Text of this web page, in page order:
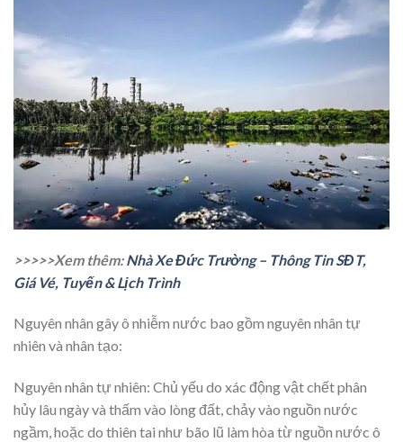
>>>>>Xem thêm:Nhà Xe Đức Trường – Thông Tin SĐT,
Giá Vé, Tuyến & Lịch Trình
Nguyên nhân gây ô nhiễm nước bao gồm nguyên nhân tự
nhiên và nhân tạo:
Nguyên nhân tự nhiên: Chủ yếu do xác động vật chết phân
hủy lâu ngày và thấm vào lòng đất, chảy vào nguồn nước
ngầm, hoặc do thiên tai như bão lũ làm hòa từ nguồn nước ô